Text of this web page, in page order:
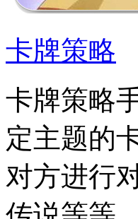
卡牌策略
卡牌策略
定主题的
对方进行